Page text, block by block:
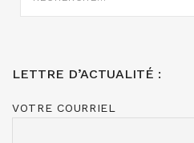
LETTRE D’ACTUALITÉ :
VOTRE COURRIEL